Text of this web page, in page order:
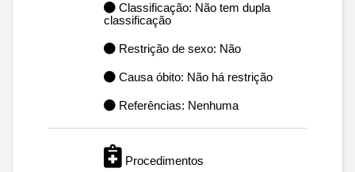
Classificação: Não tem dupla
classificação
Restrição de sexo: Não
Causa óbito: Não há restrição
Referências: Nenhuma
Procedimentos